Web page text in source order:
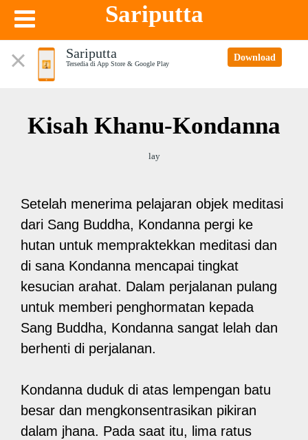
Sariputta
Sariputta
Tersedia di App Store & Google Play
Download
Kisah Khanu-Kondanna
lay
Setelah menerima pelajaran objek meditasi
dari Sang Buddha, Kondanna pergi ke
hutan untuk mempraktekkan meditasi dan
di sana Kondanna mencapai tingkat
kesucian arahat. Dalam perjalanan pulang
untuk memberi penghormatan kepada
Sang Buddha, Kondanna sangat lelah dan
berhenti di perjalanan.
Kondanna duduk di atas lempengan batu
besar dan mengkonsentrasikan pikiran
dalam jhana. Pada saat itu, lima ratus